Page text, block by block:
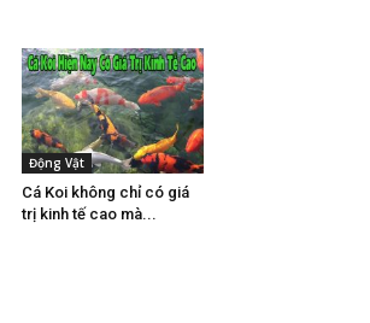
Động Vật
Cá Koi không chỉ có giá
trị kinh tế cao mà...